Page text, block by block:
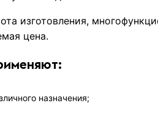
изготовления,
цена.
назначения;